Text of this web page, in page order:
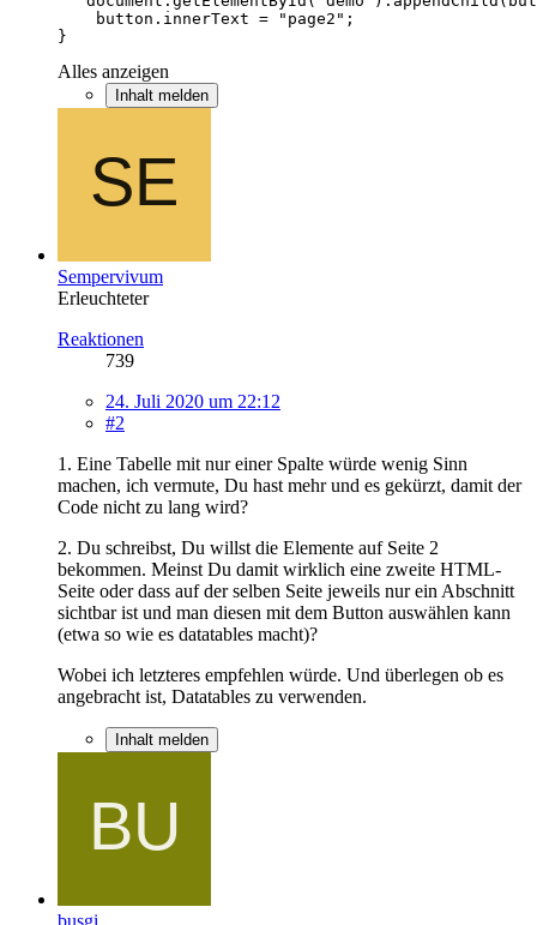
}
Alles anzeigen
Inhalt melden
Sempervivum
Erleuchteter
Reaktionen
739
24. Juli 2020 um 22:12
#2
1. Eine Tabelle mit nur einer Spalte würde wenig Sinn
machen, ich vermute, Du hast mehr und es gekürzt, damit der
Code nicht zu lang wird?
2. Du schreibst, Du willst die Elemente auf Seite 2
bekommen. Meinst Du damit wirklich eine zweite HTML-
Seite oder dass auf der selben Seite jeweils nur ein Abschnitt
sichtbar ist und man diesen mit dem Button auswählen kann
(etwa so wie es datatables macht)?
Wobei ich letzteres empfehlen würde. Und überlegen ob es
angebracht ist, Datatables zu verwenden.
Inhalt melden
busgi